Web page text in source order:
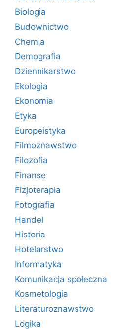
Biologia
Budownictwo
Chemia
Demografia
Dziennikarstwo
Ekologia
Ekonomia
Etyka
Europeistyka
Filmoznawstwo
Filozofia
Finanse
Fizjoterapia
Fotografia
Handel
Historia
Hotelarstwo
Informatyka
Komunikacja społeczna
Kosmetologia
Literaturoznawstwo
Logika